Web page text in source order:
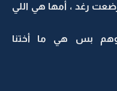
رغد ، أمها هي اللي
بس هي ما أختنا